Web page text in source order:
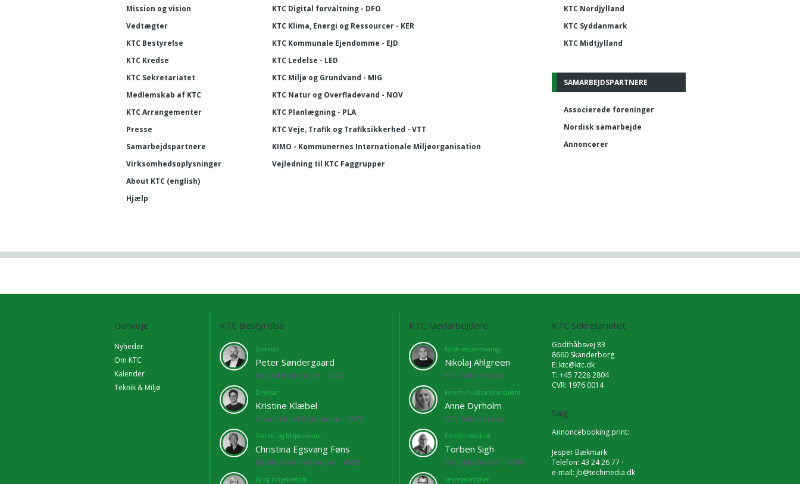
Mission og vision
Vedtægter
KTC Bestyrelse
KTC Kredse
KTC Sekretariatet
Medlemskab af KTC
KTC Arrangementer
Presse
Samarbejdspartnere
Virksomhedsoplysninger
About KTC (english)
Hjælp
KTC Nordjylland
KTC Syddanmark
KTC Midtjylland
SAMARBEJDSPARTNERE
Associerede foreninger
Nordisk samarbejde
Annoncører
KTC Digital forvaltning - DFO
KTC Klima, Energi og Ressourcer - KER
KTC Kommunale Ejendomme - EJD
KTC Ledelse - LED
KTC Miljø og Grundvand - MIG
KTC Natur og Overfladevand - NOV
KTC Planlægning - PLA
KTC Veje, Trafik og Trafiksikkerhed - VTT
KIMO - Kommunernes Internationale Miljøorganisation
Vejledning til KTC Faggrupper
Genveje
Nyheder
Om KTC
Kalender
Teknik & Miljø
KTC Bestyrelse
Direktør
Peter Søndergaard
Solrød Kommune - 5272
Direktør
Kristine Klæbel
Albertslund Kommune - 2673
Teknik- og Miljødirektør
Christina Egsvang Føns
Middelfart Kommune - 4525
By og miljødirektør
KTC Medarbejdere
Konferenceansvarlig
Nikolaj Ahlgreen
KTC Sekretariat
Kommunikationskonsulent
Anne Dyrholm
KTC Sekretariat
Ekstern redaktør
Torben Sigh
TechMedia A/S - 6769
Sekretariatschef
KTC Sekretariatet
Godthåbsvej 83
8660 Skanderborg
E: ktc@ktc.dk
T: +45 7228 2804
CVR: 1976 0014
Salg
Annoncebooking print:
Jesper Bækmark
Telefon: 43 24 26 77 ·
e-mail: jb@techmedia.dk